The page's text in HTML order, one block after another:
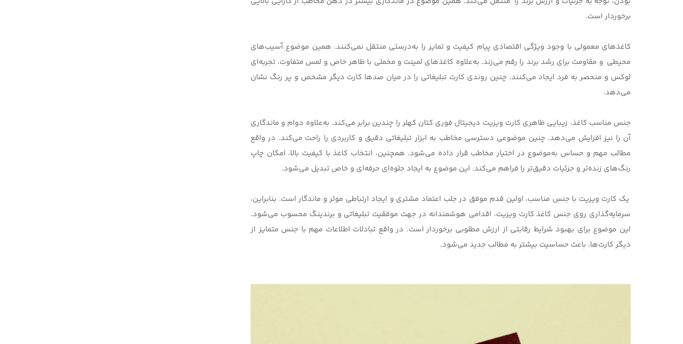
برخوردار است.
کاغذهای معمولی با وجود ویژگی اقتصادی پیام کیفیت و تمایز را به‌درستی منتقل نمی‌کنند. همین موضوع آسیب‌های
محیطی و مقاومت برای رشد برند را رقم می‌زند. به‌علاوه کاغذهای لمینت و مخملی با ظاهر خاص و لمس متفاوت، تجربه‌ای
لوکس و منحصر به فرد ایجاد می‌کنند. چنین روندی کارت تبلیغاتی را در میان صدها کارت دیگر مشخص و پر رنگ نشان
می‌دهد.
جنس مناسب کاغذ، زیبایی ظاهری کارت ویزیت دیجیتال فوری کتان کهلر را چندین برابر می‌کند. به‌علاوه دوام و ماندگاری
آن را نیز افزایش می‌دهد. چنین موضوعی دسترسی مخاطب به ابزار تبلیغاتی دقیق و کاربردی را راحت می‌کند. در واقع
مطالب مهم و حساس به‌موضوع در اختیار مخاطب قرار داده می‌شود. همچنین، انتخاب کاغذ با کیفیت بالا، امکان چاپ
رنگ‌های زنده‌تر و جزئیات دقیق‌تر را فراهم می‌کند. این موضوع به ایجاد جلوه‌ای حرفه‌ای و خاص تبدیل می‌شود.
یک کارت ویزیت با جنس مناسب، اولین قدم موفق در جلب اعتماد مشتری و ایجاد ارتباطی موثر و ماندگار است. بنابراین،
سرمایه‌گذاری روی جنس کاغذ کارت ویزیت، اقدامی هوشمندانه‌ در جهت موفقیت تبلیغاتی و برندینگ محسوب می‌شود.
این موضوع برای بهبود شرایط رقابتی از ارزش مطلوبی برخوردار است. در واقع تبادلات اطلاعات مهم با جنس متمایز از
دیگر کارت‌ها، باعث حساسیت بیشتر به مطالب جدید می‌شود.